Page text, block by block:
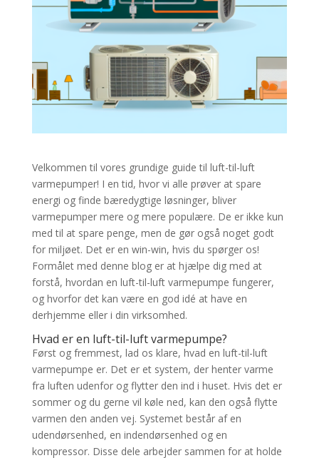
Velkommen til vores grundige guide til luft-til-luft
varmepumper! I en tid, hvor vi alle prøver at spare
energi og finde bæredygtige løsninger, bliver
varmepumper mere og mere populære. De er ikke kun
med til at spare penge, men de gør også noget godt
for miljøet. Det er en win-win, hvis du spørger os!
Formålet med denne blog er at hjælpe dig med at
forstå, hvordan en luft-til-luft varmepumpe fungerer,
og hvorfor det kan være en god idé at have en
derhjemme eller i din virksomhed.
Hvad er en luft-til-luft varmepumpe?
Først og fremmest, lad os klare, hvad en luft-til-luft
varmepumpe er. Det er et system, der henter varme
fra luften udenfor og flytter den ind i huset. Hvis det er
sommer og du gerne vil køle ned, kan den også flytte
varmen den anden vej. Systemet består af en
udendørsenhed, en indendørsenhed og en
kompressor. Disse dele arbejder sammen for at holde